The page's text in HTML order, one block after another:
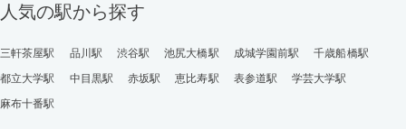
人気の駅から探す
三軒茶屋駅 品川駅 渋谷駅 池尻大橋駅 成城学園前駅
千歳船橋駅
都立大学駅
中目黒駅 赤坂駅 恵比寿駅 表参道駅
学芸大学駅
麻布十番駅